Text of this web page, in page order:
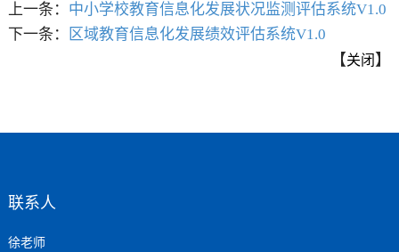
上一条： 中小学校教育信息化发展状况监测评估系统V1.0
下一条：
区域教育信息化发展绩效评估系统V1.0
【关闭 】
联系人
徐老师